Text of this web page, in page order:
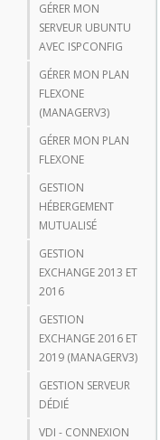
GÉRER MON
SERVEUR UBUNTU
AVEC ISPCONFIG
GÉRER MON PLAN
FLEXONE
(MANAGERV3)
GÉRER MON PLAN
FLEXONE
GESTION
HÉBERGEMENT
MUTUALISÉ
GESTION
EXCHANGE 2013 ET
2016
GESTION
EXCHANGE 2016 ET
2019 (MANAGERV3)
GESTION SERVEUR
DÉDIÉ
VDI - CONNEXION